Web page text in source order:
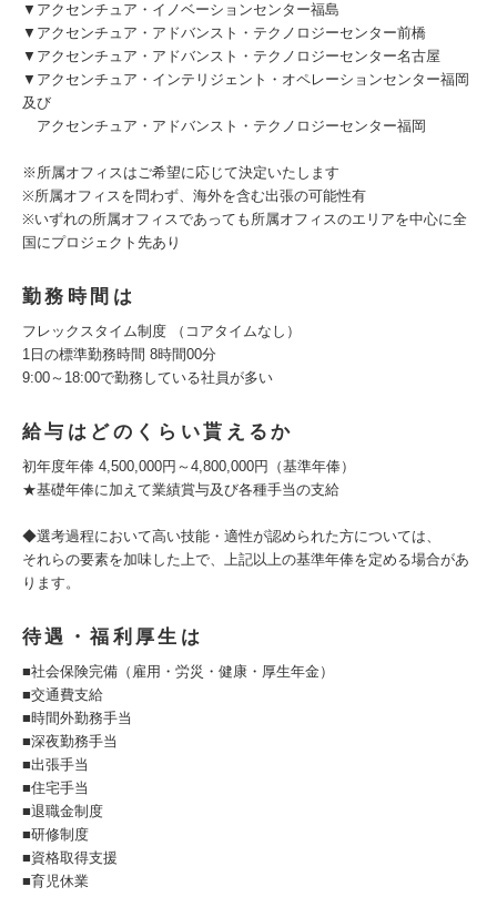
▼アクセンチュア・イノベーションセンター福島
▼アクセンチュア・アドバンスト・テクノロジーセンター前橋
▼アクセンチュア・アドバンスト・テクノロジーセンター名古屋
▼アクセンチュア・インテリジェント・オペレーションセンター福岡
及び
アクセンチュア・アドバンスト・テクノロジーセンター福岡
※所属オフィスはご希望に応じて決定いたします
※所属オフィスを問わず、海外を含む出張の可能性有
※いずれの所属オフィスであっても所属オフィスのエリアを中心に全
国にプロジェクト先あり
勤務時間は
フレックスタイム制度 （コアタイムなし）
1日の標準勤務時間 8時間00分
9:00～18:00で勤務している社員が多い
給与はどのくらい貰えるか
初年度年俸 4,500,000円～4,800,000円（基準年俸）
★基礎年俸に加えて業績賞与及び各種手当の支給
◆選考過程において高い技能・適性が認められた方については、
それらの要素を加味した上で、上記以上の基準年俸を定める場合があ
ります。
待遇・福利厚生は
■社会保険完備（雇用・労災・健康・厚生年金）
■交通費支給
■時間外勤務手当
■深夜勤務手当
■出張手当
■住宅手当
■退職金制度
■研修制度
■資格取得支援
■育児休業